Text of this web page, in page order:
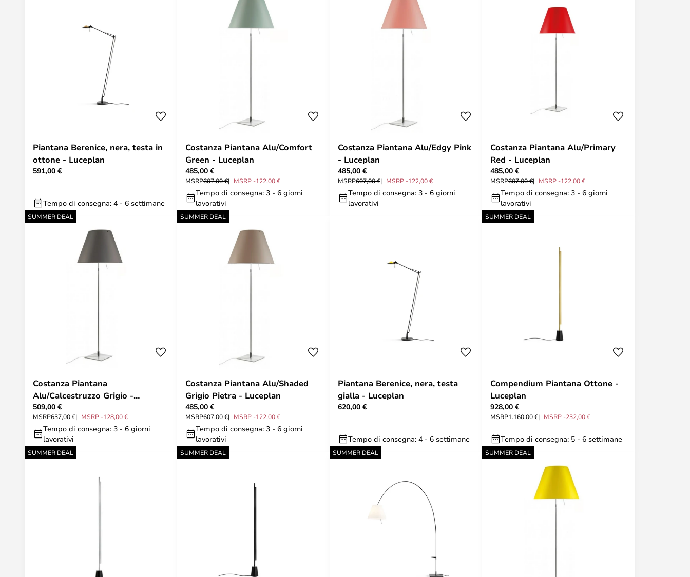
Piantana Berenice, nera, testa in
ottone - Luceplan
591,00 €
Tempo di consegna: 4 - 6 settimane
Costanza Piantana Alu/Comfort
Green - Luceplan
485,00 €
MSRP607,00 € MSRP -122,00 €
Tempo di consegna: 3 - 6 giorni
lavorativi
Costanza Piantana Alu/Edgy Pink
- Luceplan
485,00 €
MSRP607,00 € MSRP -122,00 €
Tempo di consegna: 3 - 6 giorni
lavorativi
Costanza Piantana Alu/Primary
Red - Luceplan
485,00 €
MSRP607,00 € MSRP -122,00 €
Tempo di consegna: 3 - 6 giorni
lavorativi
SUMMER DEAL
Costanza Piantana
Alu/Calcestruzzo Grigio -
Luceplan
509,00 €
MSRP637,00 € MSRP -128,00 €
Tempo di consegna: 3 - 6 giorni
lavorativi
SUMMER DEAL
Costanza Piantana Alu/Shaded
Grigio Pietra - Luceplan
485,00 €
MSRP607,00 € MSRP -122,00 €
Tempo di consegna: 3 - 6 giorni
lavorativi
Piantana Berenice, nera, testa
gialla - Luceplan
620,00 €
Tempo di consegna: 4 - 6 settimane
SUMMER DEAL
Compendium Piantana Ottone -
Luceplan
928,00 €
MSRP1.160,00 € MSRP -232,00 €
Tempo di consegna: 5 - 6 settimane
SUMMER DEAL SUMMER DEAL SUMMER DEAL SUMMER DEAL